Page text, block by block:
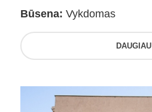
Būsena: Vykdomas
DAUGIAU